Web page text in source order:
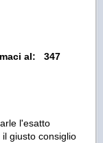
al: 347
l'esatto
giusto consiglio